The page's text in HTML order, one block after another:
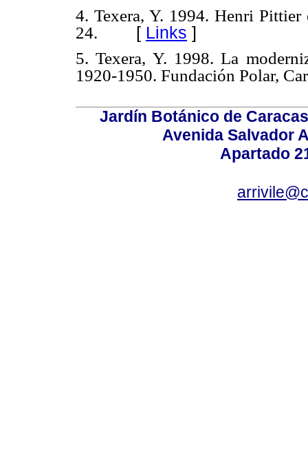
4. Texera, Y. 1994. Henri Pittier
24. [ Links ]
5. Texera, Y. 1998. La
1920-1950. Fundación Polar,
Jardín Botánico de
Avenida Salvador
Apartado